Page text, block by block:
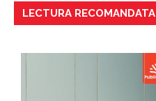
LECTURA RECOMANDATA